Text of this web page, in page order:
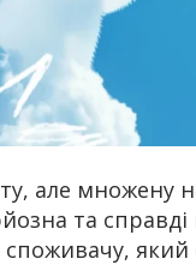
але множену
та